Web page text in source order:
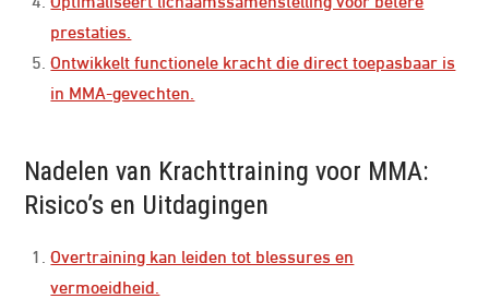
prestaties.
Ontwikkelt functionele kracht die direct toepasbaar is
in MMA-gevechten.
Nadelen van Krachttraining voor MMA:
Risico’s en Uitdagingen
Overtraining kan leiden tot blessures en
vermoeidheid.